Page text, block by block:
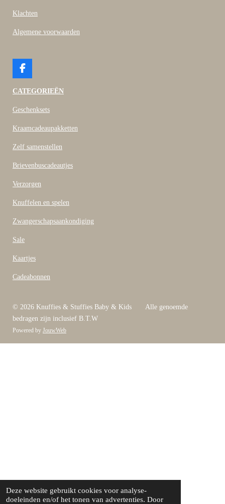
Deze website gebruikt cookies voor analyse-
doeleinden en/of het tonen van advertenties. Door
Klachten
Algemene voorwaarden
F
c
b
o
CATEGORIEËN
Geschenksets
Kraamcadeaupakketten
Zelf samenstellen
Brievenbuscadeautjes
Verzorgen
Knuffelen en spelen
Zwangerschapsaankondiging
Sale
Kaartjes
Cadeabonnen
© 2026 Knuffies & Stuffies Baby & Kids Alle genoemde
bedragen zijn inclusief B.T.W
Powered by JouwWeb